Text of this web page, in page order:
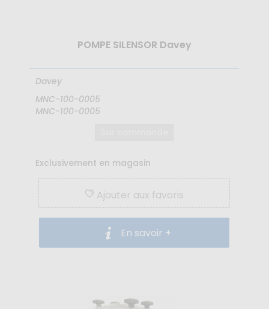
POMPE SILENSOR Davey
Davey
MNC-100-0005
MNC-100-0005
Exclusivement en magasin
Ajouter aux favoris
En savoir +